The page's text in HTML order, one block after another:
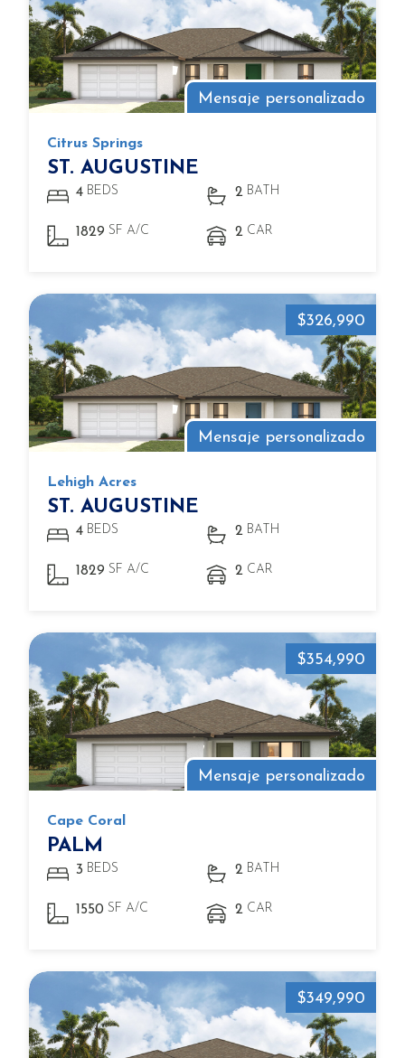
Mensaje personalizado
Citrus Springs
ST. AUGUSTINE
4 BEDS 2 BATH
1829 SF A/C 2 CAR
Mensaje personalizado
$326,990
Lehigh Acres
ST. AUGUSTINE
4 BEDS 2 BATH
1829 SF A/C 2 CAR
Mensaje personalizado
$354,990
Cape Coral
PALM
3 BEDS 2 BATH
1550 SF A/C 2 CAR
$349,990